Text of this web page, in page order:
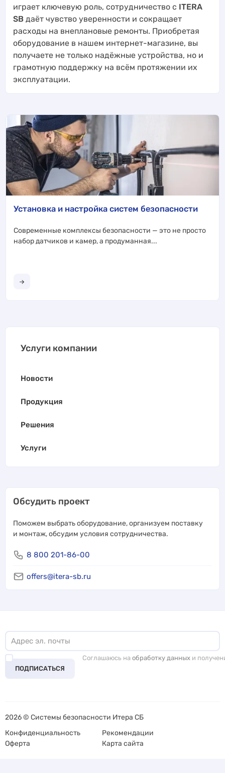
играет ключевую роль, сотрудничество с ITERA
SB даёт чувство уверенности и сокращает
расходы на внеплановые ремонты. Приобретая
оборудование в нашем интернет-магазине, вы
получаете не только надёжные устройства, но и
грамотную поддержку на всём протяжении их
эксплуатации.
Установка и настройка систем безопасности
Современные комплексы безопасности — это не просто
набор датчиков и камер, а продуманная...
Читать далее
Услуги компании
Новости
Продукция
Решения
Услуги
Обсудить проект
Поможем выбрать оборудование, организуем поставку
и монтаж, обсудим условия сотрудничества.
8 800 201-86-00
offers@itera-sb.ru
ПОДПИСАТЬСЯ
Соглашаюсь на обработку данных и
2026 © Системы безопасности Итера СБ
Конфиденциальность
Рекомендации
Оферта
Карта сайта